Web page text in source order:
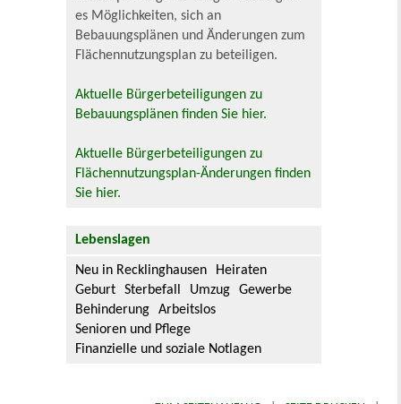
es Möglichkeiten, sich an
Bebauungsplänen und Änderungen zum
Flächennutzungsplan zu beteiligen.
Aktuelle Bürgerbeteiligungen zu
Bebauungsplänen finden Sie hier.
Aktuelle Bürgerbeteiligungen zu
Flächennutzungsplan-Änderungen finden
Sie hier.
Lebenslagen
Neu in Recklinghausen
Heiraten
Geburt
Sterbefall Umzug
Gewerbe
Behinderung
Arbeitslos
Senioren und Pflege
Finanzielle und soziale Notlagen